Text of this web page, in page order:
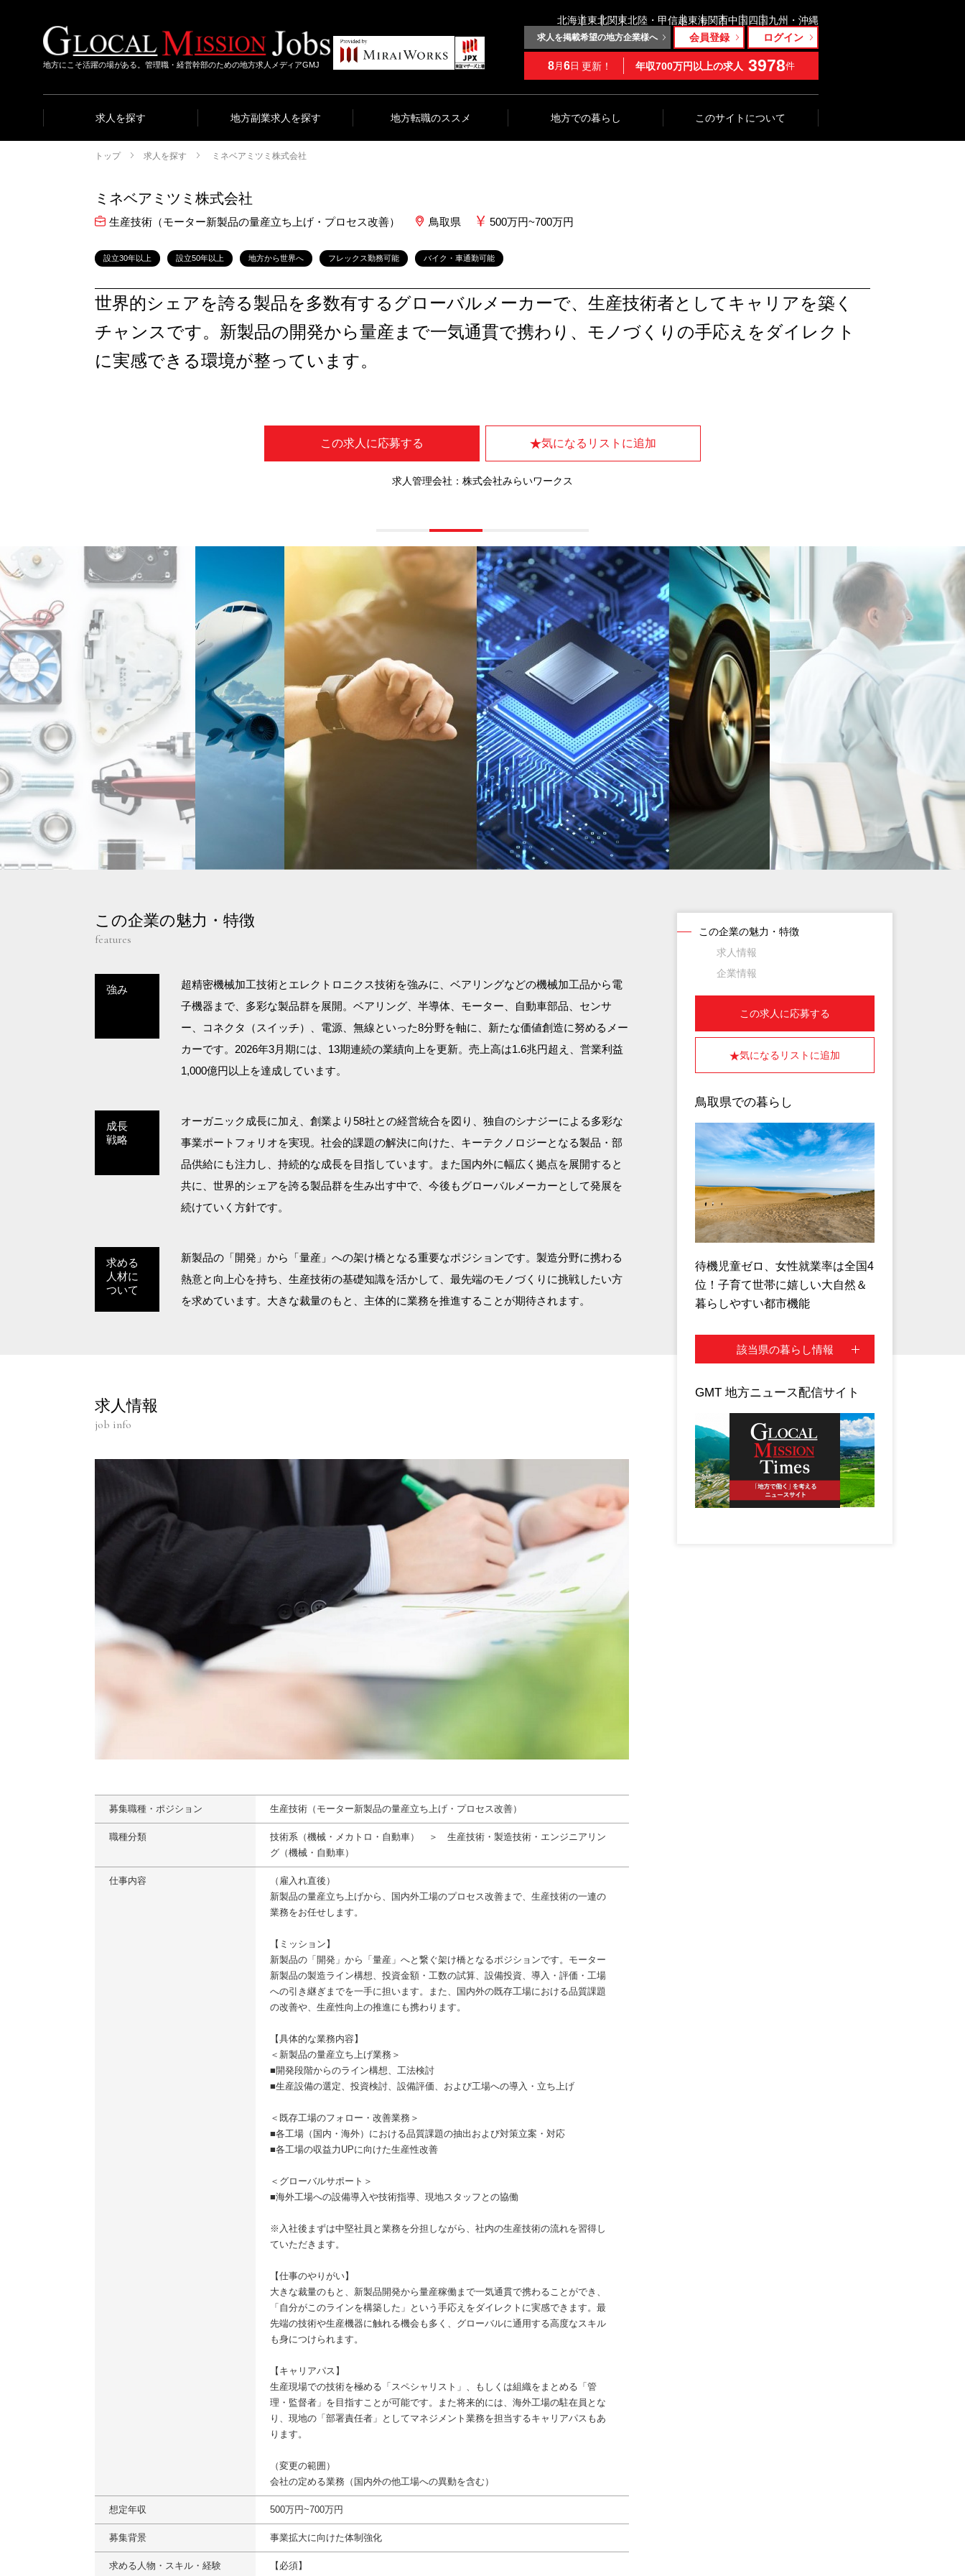
地方にこそ活躍の場がある。管理職・経営幹部のための地方求人メディアGMJ
北海道東北関東北陸・甲信越東海関西中国四国九州・沖縄
求人を掲載希望の地方企業様へ 会員登録 ログイン
8月 6日 更新！ 年収700万円以上の求人 3978件
求人を探す 地方副業求人を探す 地方転職のススメ 地方での暮らし このサイトについて
トップ 求人を探す ミネベアミツミ株式会社
ミネベアミツミ株式会社
生産技術（モーター新製品の量産立ち上げ・プロセス改善） 鳥取県 500万円~700万円
設立30年以上 設立50年以上 地方から世界へ フレックス勤務可能 バイク・車通勤可能
世界的シェアを誇る製品を多数有するグローバルメーカーで、生産技術者としてキャリアを築く
チャンスです。新製品の開発から量産まで一気通貫で携わり、モノづくりの手応えをダイレクト
に実感できる環境が整っています。
この求人に応募する 気になるリストに追加
求人管理会社：株式会社みらいワークス
この企業の魅力・特徴
features
強み
超精密機械加工技術とエレクトロニクス技術を強みに、ベアリングなどの機械加工品から電
子機器まで、多彩な製品群を展開。ベアリング、半導体、モーター、自動車部品、センサ
ー、コネクタ（スイッチ）、電源、無線といった8分野を軸に、新たな価値創造に努めるメー
カーです。2026年3月期には、13期連続の業績向上を更新。売上高は1.6兆円超え、営業利益
1,000億円以上を達成しています。
成長
戦略
オーガニック成長に加え、創業より58社との経営統合を図り、独自のシナジーによる多彩な
事業ポートフォリオを実現。社会的課題の解決に向けた、キーテクノロジーとなる製品・部
品供給にも注力し、持続的な成長を目指しています。また国内外に幅広く拠点を展開すると
共に、世界的シェアを誇る製品群を生み出す中で、今後もグローバルメーカーとして発展を
続けていく方針です。
求める
人材に
ついて
新製品の「開発」から「量産」への架け橋となる重要なポジションです。製造分野に携わる
熱意と向上心を持ち、生産技術の基礎知識を活かして、最先端のモノづくりに挑戦したい方
を求めています。大きな裁量のもと、主体的に業務を推進することが期待されます。
求人情報
job info
募集職種・ポジション 生産技術（モーター新製品の量産立ち上げ・プロセス改善）
職種分類
技術系（機械・メカトロ・自動車） ＞ 生産技術・製造技術・エンジニアリン
グ（機械・自動車）
仕事内容
（雇入れ直後）
新製品の量産立ち上げから、国内外工場のプロセス改善まで、生産技術の一連の
業務をお任せします。
【ミッション】
新製品の「開発」から「量産」へと繋ぐ架け橋となるポジションです。モーター
新製品の製造ライン構想、投資金額・工数の試算、設備投資、導入・評価・工場
への引き継ぎまでを一手に担います。また、国内外の既存工場における品質課題
の改善や、生産性向上の推進にも携わります。
【具体的な業務内容】
＜新製品の量産立ち上げ業務＞
■開発段階からのライン構想、工法検討
■生産設備の選定、投資検討、設備評価、および工場への導入・立ち上げ
＜既存工場のフォロー・改善業務＞
■各工場（国内・海外）における品質課題の抽出および対策立案・対応
■各工場の収益力UPに向けた生産性改善
＜グローバルサポート＞
■海外工場への設備導入や技術指導、現地スタッフとの協働
※入社後まずは中堅社員と業務を分担しながら、社内の生産技術の流れを習得し
ていただきます。
【仕事のやりがい】
大きな裁量のもと、新製品開発から量産稼働まで一気通貫で携わることができ、
「自分がこのラインを構築した」という手応えをダイレクトに実感できます。最
先端の技術や生産機器に触れる機会も多く、グローバルに通用する高度なスキル
も身につけられます。
【キャリアパス】
生産現場での技術を極める「スペシャリスト」、もしくは組織をまとめる「管
理・監督者」を目指すことが可能です。また将来的には、海外工場の駐在員とな
り、現地の「部署責任者」としてマネジメント業務を担当するキャリアパスもあ
ります。
（変更の範囲）
会社の定める業務（国内外の他工場への異動を含む）
想定年収 500万円~700万円
募集背景 事業拡大に向けた体制強化
求める人物・スキル・経験
【必須】
この企業の魅力・特徴
求人情報
企業情報
この求人に応募する
気になるリストに追加
鳥取県での暮らし
待機児童ゼロ、女性就業率は全国4
位！子育て世帯に嬉しい大自然＆
暮らしやすい都市機能
該当県の暮らし情報
GMT 地方ニュース配信サイト